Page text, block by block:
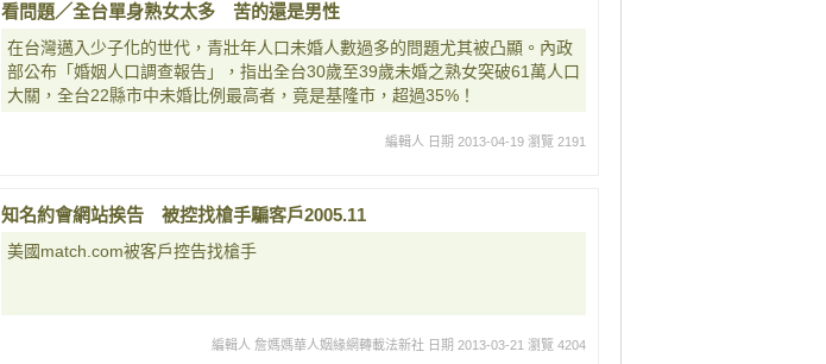
看問題／全台單身熟女太多 苦的還是男性
在台灣邁入少子化的世代，青壯年人口未婚人數過多的問題尤其被凸顯。內政
部公布「婚姻人口調查報告」，指出全台30歲至39歲未婚之熟女突破61萬人口
大關，全台22縣市中未婚比例最高者，竟是基隆市，超過35%！
編輯人 日期 2013-04-19 瀏覽 2191
知名約會網站挨告 被控找槍手騙客戶2005.11
美國match.com被客戶控告找槍手
編輯人 詹媽媽華人姻緣網轉載法新社 日期 2013-03-21 瀏覽 4204